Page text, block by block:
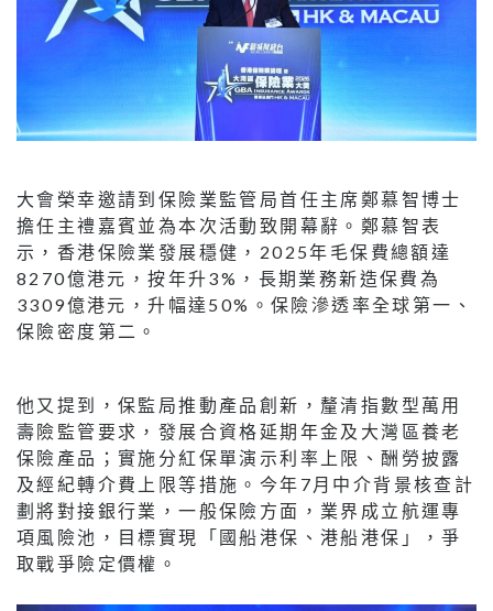
大會榮幸邀請到保險業監管局首任主席鄭慕智博士
擔任主禮嘉賓並為本次活動致開幕辭。鄭慕智表
示，香港保險業發展穩健，2025年毛保費總額達
8270億港元，按年升3%，長期業務新造保費為
3309億港元，升幅達50%。保險滲透率全球第一、
保險密度第二。
他又提到，保監局推動產品創新，釐清指數型萬用
壽險監管要求，發展合資格延期年金及大灣區養老
保險產品；實施分紅保單演示利率上限、酬勞披露
及經紀轉介費上限等措施。今年7月中介背景核查計
劃將對接銀行業，一般保險方面，業界成立航運專
項風險池，目標實現「國船港保、港船港保」，爭
取戰爭險定價權。